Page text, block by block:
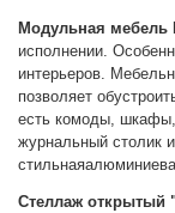
Модульная мебель
исполнении.
интерьеров.
позволяет
есть комоды,
журнальный столик
Стеллаж открытый